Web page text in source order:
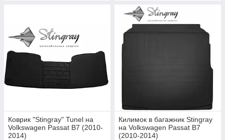
Коврик "Stingray" Tunel на
Volkswagen Passat B7 (2010-
2014)
Килимок в багажник Stingray
на Volkswagen Passat B7
(2010-2014)